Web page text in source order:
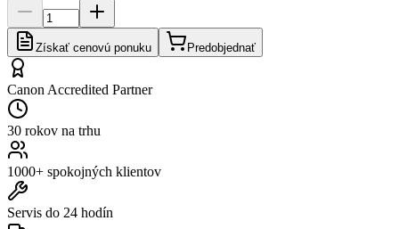
Získať cenovú ponuku Predobjednať
Canon Accredited Partner
30 rokov na trhu
1000+ spokojných klientov
Servis do 24 hodín